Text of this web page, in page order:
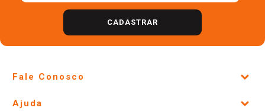
CADASTRAR
Fale Conosco
Ajuda